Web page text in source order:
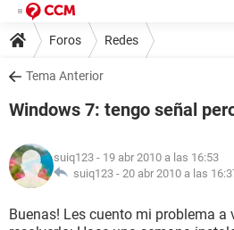
Foros Redes
Tema Anterior
Windows 7: tengo señal
suiq123 - 19 abr 2010 a las 16:53
suiq123 - 20 abr 2010 a las
Buenas! Les cuento mi problema a